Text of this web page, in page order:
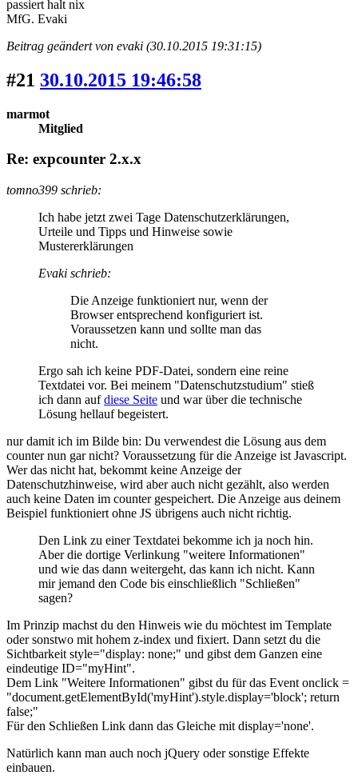
passiert halt nix
MfG. Evaki
Beitrag geändert von evaki (30.10.2015 19:31:15)
#21 30.10.2015 19:46:58
marmot
Mitglied
Re: expcounter 2.x.x
tomno399 schrieb:
Ich habe jetzt zwei Tage Datenschutzerklärungen,
Urteile und Tipps und Hinweise sowie
Mustererklärungen
Evaki schrieb:
Die Anzeige funktioniert nur, wenn der
Browser entsprechend konfiguriert ist.
Voraussetzen kann und sollte man das
nicht.
Ergo sah ich keine PDF-Datei, sondern eine reine
Textdatei vor. Bei meinem "Datenschutzstudium" stieß
ich dann aufdiese Seite und war über die technische
Lösung hellauf begeistert.
nur damit ich im Bilde bin: Du verwendest die Lösung aus dem
counter nun gar nicht? Voraussetzung für die Anzeige ist Javascript.
Wer das nicht hat, bekommt keine Anzeige der
Datenschutzhinweise, wird aber auch nicht gezählt, also werden
auch keine Daten im counter gespeichert. Die Anzeige aus deinem
Beispiel funktioniert ohne JS übrigens auch nicht richtig.
Den Link zu einer Textdatei bekomme ich ja noch hin.
Aber die dortige Verlinkung "weitere Informationen"
und wie das dann weitergeht, das kann ich nicht. Kann
mir jemand den Code bis einschließlich "Schließen"
sagen?
Im Prinzip machst du den Hinweis wie du möchtest im Template
oder sonstwo mit hohem z-index und fixiert. Dann setzt du die
Sichtbarkeit style="display: none;" und gibst dem Ganzen eine
eindeutige ID="myHint".
Dem Link "Weitere Informationen" gibst du für das Event onclick =
"document.getElementById('myHint').style.display='block'; return
false;"
Für den Schließen Link dann das Gleiche mit display='none'.
Natürlich kann man auch noch jQuery oder sonstige Effekte
einbauen.